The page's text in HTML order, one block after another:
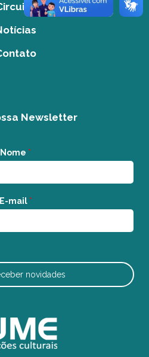
Newsletter
Nome *
E-mail *
novidades